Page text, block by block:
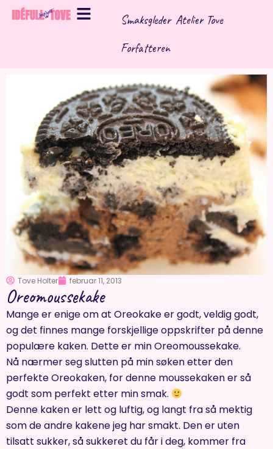
Hopp
rett
Smaksgleder Atelier Tove
Forfatteren
Tove Holter februar 11, 2013
Oreomoussekake
Mange er enige om at Oreokake er godt, veldig godt,
og det finnes mange forskjellige oppskrifter på denne
populære kaken. Dette er min Oreomoussekake.
Nå nærmer seg slutten på min søken etter den
perfekte Oreokaken, for denne moussekaken er så
godt som perfekt etter min smak.
Denne kaken er lett og luftig, og langt fra så mektig
som de andre kakene jeg har smakt. Den er uten
tilsatt sukker, så sukkeret du får i deg, kommer fra